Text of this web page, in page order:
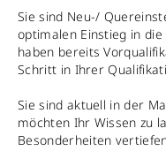
Sie sind Neu-/
optimalen Einstieg in
haben bereits
Schritt in Ihrer
Sie sind aktuell in der
möchten Ihr Wissen zu
Besonderheiten